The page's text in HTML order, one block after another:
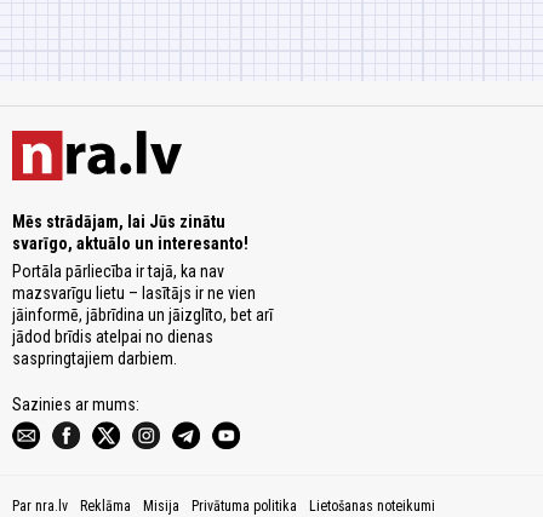
Mēs strādājam, lai Jūs zinātu
svarīgo, aktuālo un interesanto!
Portāla pārliecība ir tajā, ka nav
mazsvarīgu lietu – lasītājs ir ne vien
jāinformē, jābrīdina un jāizglīto, bet arī
jādod brīdis atelpai no dienas
saspringtajiem darbiem.
Sazinies ar mums:
Par nra.lv Reklāma Misija Privātuma politika Lietošanas noteikumi